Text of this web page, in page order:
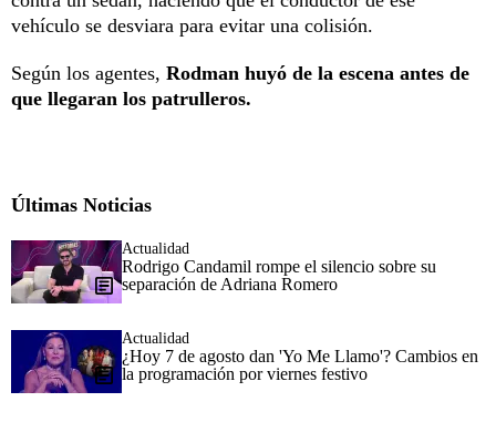
vehículo se desviara para evitar una colisión.
Según los agentes, Rodman huyó de la escena antes de
que llegaran los patrulleros.
Últimas Noticias
Actualidad
Rodrigo Candamil rompe el silencio sobre su
separación de Adriana Romero
Actualidad
¿Hoy 7 de agosto dan 'Yo Me Llamo'? Cambios en
la programación por viernes festivo